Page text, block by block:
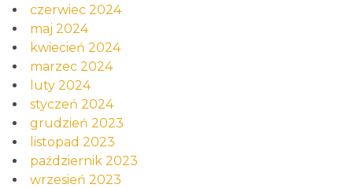
czerwiec 2024
maj 2024
kwiecień 2024
marzec 2024
luty 2024
styczeń 2024
grudzień 2023
listopad 2023
październik 2023
wrzesień 2023